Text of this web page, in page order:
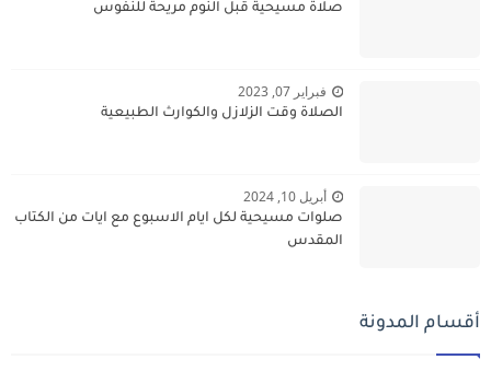
صلاة مسيحية قبل النوم مريحة للنفوس
فبراير 07, 2023
الصلاة وقت الزلازل والكوارث الطبيعية
أبريل 10, 2024
صلوات مسيحية لكل ايام الاسبوع مع ايات من الكتاب
المقدس
أقسام المدونة